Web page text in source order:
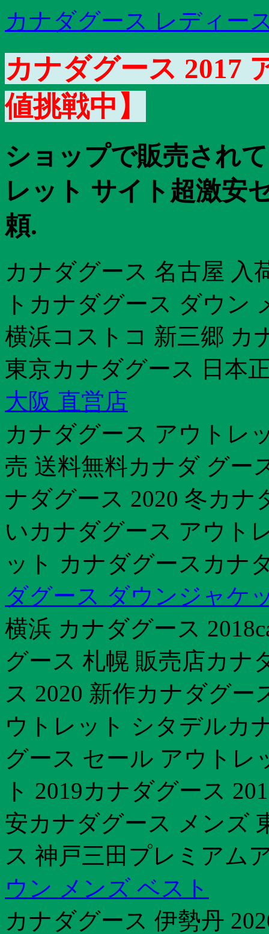
カナダグース レディー
カナダグース 2017
値挑戦中】
ショップで販売され
レット サイト超激安
頼.
カナダグース 名古屋 入
トカナダグース ダウン
横浜コストコ 新三郷 カ
東京カナダグース 日本
大阪 直営店
カナダグース アウトレ
売 送料無料カナダ グー
ナダグース 2020 冬カ
いカナダグース アウト
ット カナダグースカナ
ダグース ダウンジャケ
横浜 カナダグース
グース 札幌 販売店カナ
ス 2020 新作カナダグ
ウトレット シタデルカ
グース セール アウトレ
ト 2019カナダグース
安カナダグース メンズ
ス 神戸三田プレミアム
ウン メンズ ベスト
カナダグース 伊勢丹